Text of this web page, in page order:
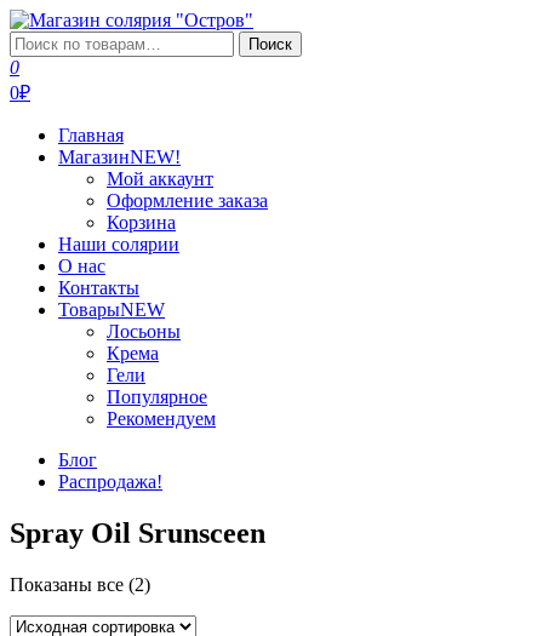
Перейти
к
содержимому
Магазин солярия "Остров"
Профессиональная косметика для загара
Искать: Поиск
0
0₽
Главная
МагазинNEW!
Мой аккаунт
Оформление заказа
Корзина
Наши солярии
О нас
Контакты
ТоварыNEW
Лосьоны
Крема
Гели
Популярное
Рекомендуем
Блог
Распродажа!
Spray Oil Srunsceen
Показаны все (2)